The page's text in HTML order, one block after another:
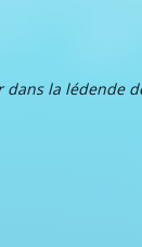
dans la lédende